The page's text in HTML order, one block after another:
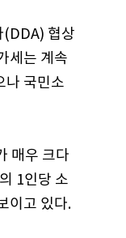
(DDA) 협상
세는 계속
나 국민소
매우 크다
1인당 소
이고 있다.